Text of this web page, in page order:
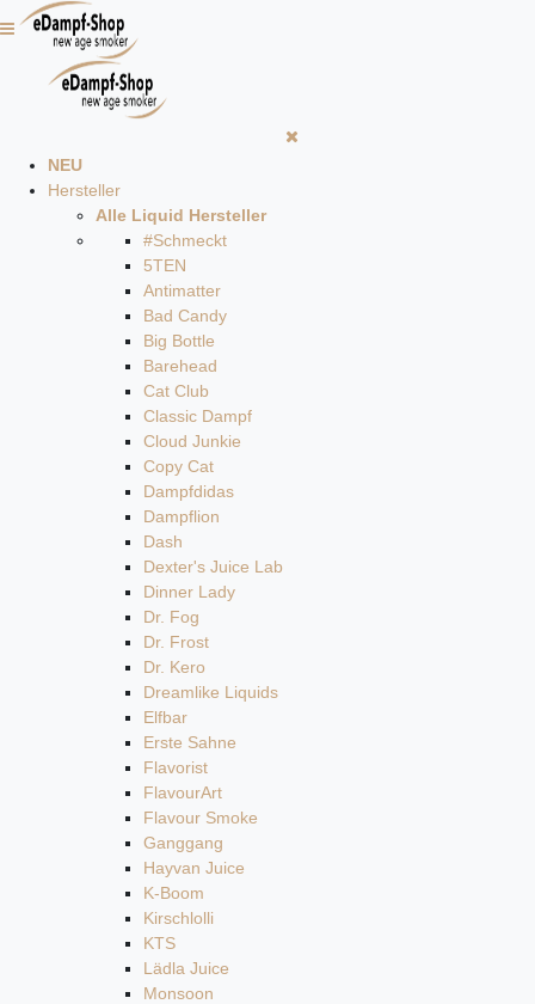
NEU
Hersteller
Alle Liquid Hersteller
#Schmeckt
5TEN
Antimatter
Bad Candy
Big Bottle
Barehead
Cat Club
Classic Dampf
Cloud Junkie
Copy Cat
Dampfdidas
Dampflion
Dash
Dexter's Juice Lab
Dinner Lady
Dr. Fog
Dr. Frost
Dr. Kero
Dreamlike Liquids
Elfbar
Erste Sahne
Flavorist
FlavourArt
Flavour Smoke
Ganggang
Hayvan Juice
K-Boom
Kirschlolli
KTS
Lädla Juice
Monsoon